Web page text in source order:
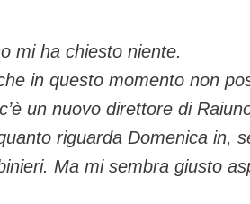
mi ha chiesto niente.
in questo momento non
un nuovo direttore di
riguarda Domenica in,
Ma mi sembra giusto